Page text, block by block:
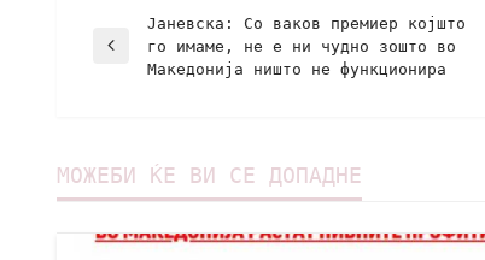
Јаневска: Со ваков премиер којшто
го имаме, не е ни чудно зошто во
Македонија ништо не функционира
МОЖЕБИ ЌЕ ВИ СЕ ДОПАДНЕ